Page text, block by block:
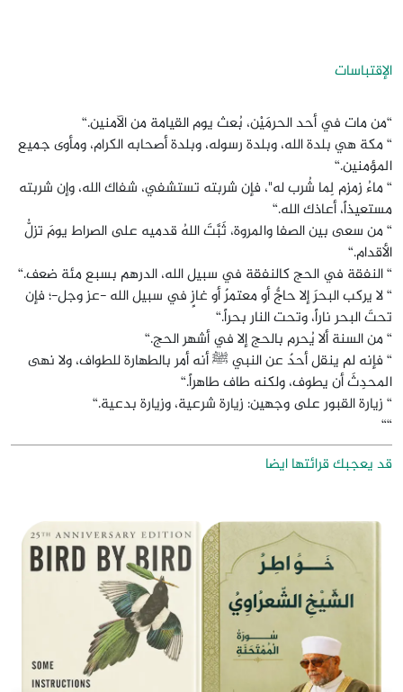
الإقتباسات
“من مات في أحد الحرمَيْن، بُعث يوم القيامة من الآمنين.“
“ مكة هي بلدة الله، وبلدة رسوله، وبلدة أصحابه الكرام، ومأوى جميع
المؤمنين.“
“ ماءُ زمزم لِما شُرب له"، فإن شربته تستشفي، شفاك الله، وإن شربته
مستعيذاً، أعاذك الله.“
“ من سعى بين الصفا والمروة، ثَبَّتَ اللهُ قدميه على الصراط يومَ تزلُّ
الأقدام.“
“ النفقة في الحج كالنفقة في سبيل الله، الدرهم بسبع مئة ضعف.“
“ لا يركب البحرَ إلا حاجٌّ أو معتمرٌ أو غازٍ في سبيل الله -عز وجل-؛ فإن
تحتَ البحر ناراً، وتحت النار بحراً.“
“ من السنة ألا يُحرم بالحج إلا في أشهر الحج.“
“ فإنه لم ينقل أحدٌ عن النبي ﷺ أنه أمر بالطهارة للطواف، ولا نهى
المحدِثَ أن يطوف، ولكنه طاف طاهراً.“
“ زيارة القبور على وجهين: زيارة شرعية، وزيارة بدعية.“
““
قد يعجبك قرائتها ايضا